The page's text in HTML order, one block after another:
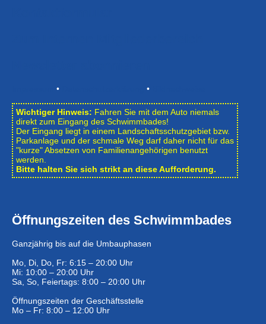
• •
Wichtiger Hinweis: Fahren Sie mit dem Auto niemals
direkt zum Eingang des Schwimmbades!
Der Eingang liegt in einem Landschafts­schutzgebiet bzw.
Park­anlage und der schmale Weg darf daher nicht für das
"kurze" Absetzen von Familienangehörigen benutzt
werden.
Bitte halten Sie sich strikt an diese Aufforderung.
Öffnungszeiten des Schwimmbades
Ganzjährig bis auf die Umbauphasen
Mo, Di, Do, Fr: 6:15 – 20:00 Uhr
Mi: 10:00 – 20:00 Uhr
Sa, So, Feiertags: 8:00 – 20:00 Uhr
Öffnungszeiten der Geschäftsstelle
Mo – Fr: 8:00 – 12:00 Uhr